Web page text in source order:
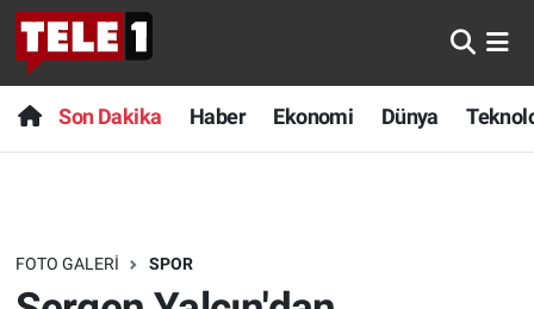
Son Dakika Haber Ekonomi Dünya
FOTO GALERI SPOR
Anında Manşet
Başka Sohbetler
Bilim turu
Son Dakika
Haber
Dünya
Nöbetçi Eczaneler
Hava Durumu
Trafik Durumu